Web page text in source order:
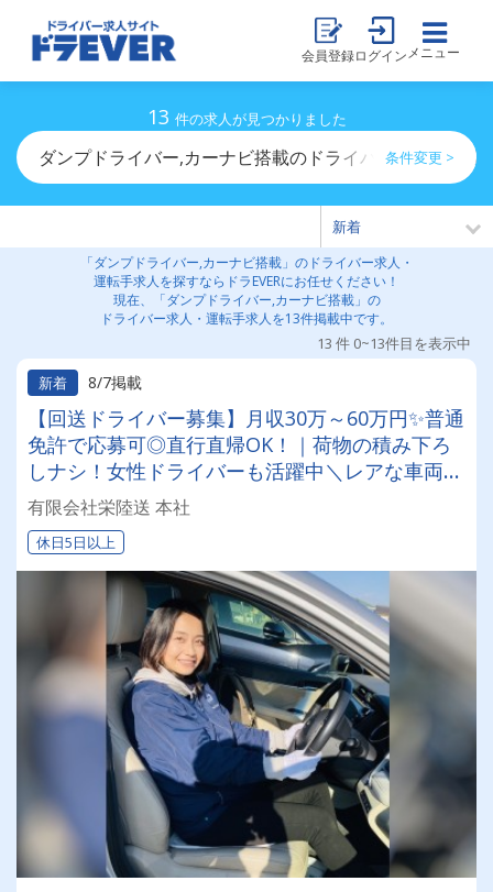
会員登録ログイン メニュー
13 件の求人が見つかりました
ダンプドライバー,カーナビ搭載のドライバー求人・運転
条件変更 >
「ダンプドライバー,カーナビ搭載」のドライバー求人・
運転手求人を探すならドラEVERにお任せください！
現在、「ダンプドライバー,カーナビ搭載」の
ドライバー求人・運転手求人を13件掲載中です。
13 件 0~13件目を表示中
新着
8/7掲載
【回送ドライバー募集】月収30万～60万円✨普通
免許で応募可◎直行直帰OK！｜荷物の積み下ろ
しナシ！女性ドライバーも活躍中＼レアな車両に
乗れるチャンスも☆彡／
有限会社栄陸送 本社
休日5日以上